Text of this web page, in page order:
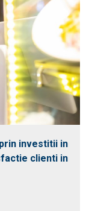
investitii in
clienti in